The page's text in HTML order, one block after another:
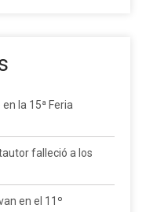
la 15ª Feria
falleció a los
en el 11º